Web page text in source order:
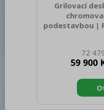
Grilovací
podestavbou |
800 Hloubka
netto [mm]:
brutto [mm]:
975 Hmotnost
spotřebiče:
72
59 900